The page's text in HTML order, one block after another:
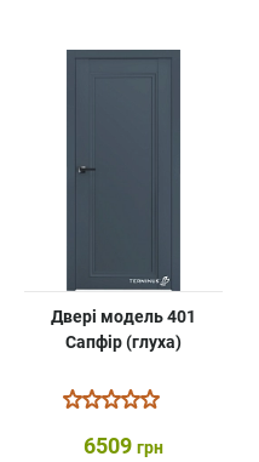
Двері модель 401
Сапфір (глуха)
6509 грн